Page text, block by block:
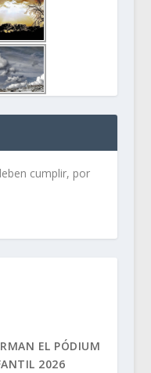
cumplir, por
EL PÓDIUM
2026